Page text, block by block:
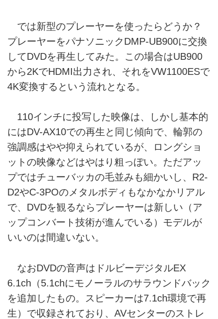
では新型のプレーヤーを使ったらどうか？
プレーヤーをパナソニックDMP-UB900に交換
してDVDを再生してみた。この場合はUB900
から2KでHDMI出力され、それをVW1100ESで
4K変換するという流れとなる。
110インチに投写した映像は、しかし基本的
にはDV-AX10での再生と同じ傾向で、輪郭の
強調感はやや抑えられているが、ロングショ
ットの映像などはやはり粗っぽい。ただアッ
プではチューバッカの毛並みも細かいし、R2-
D2やC-3POのメタルボディもなかなかリアル
で、DVDを観るならプレーヤーは新しい（ア
ップコンバート技術が進んでいる）モデルが
いいのは間違いない。
なおDVDの音声はドルビーデジタルEX
6.1ch（5.1chにモノーラルのサラウンドバック
を追加したもの。スピーカーは7.1ch環境で再
生）で収録されており、AVセンターのストレ